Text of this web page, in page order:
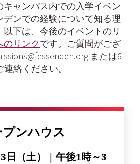
キャンパス内での入学イベン
デンでの経験について知る理
下は、今後のイベントのリ
のリンクです。ご質問がござ
または6
連絡ください。
ンハウス
日（土） | 午後1時～3